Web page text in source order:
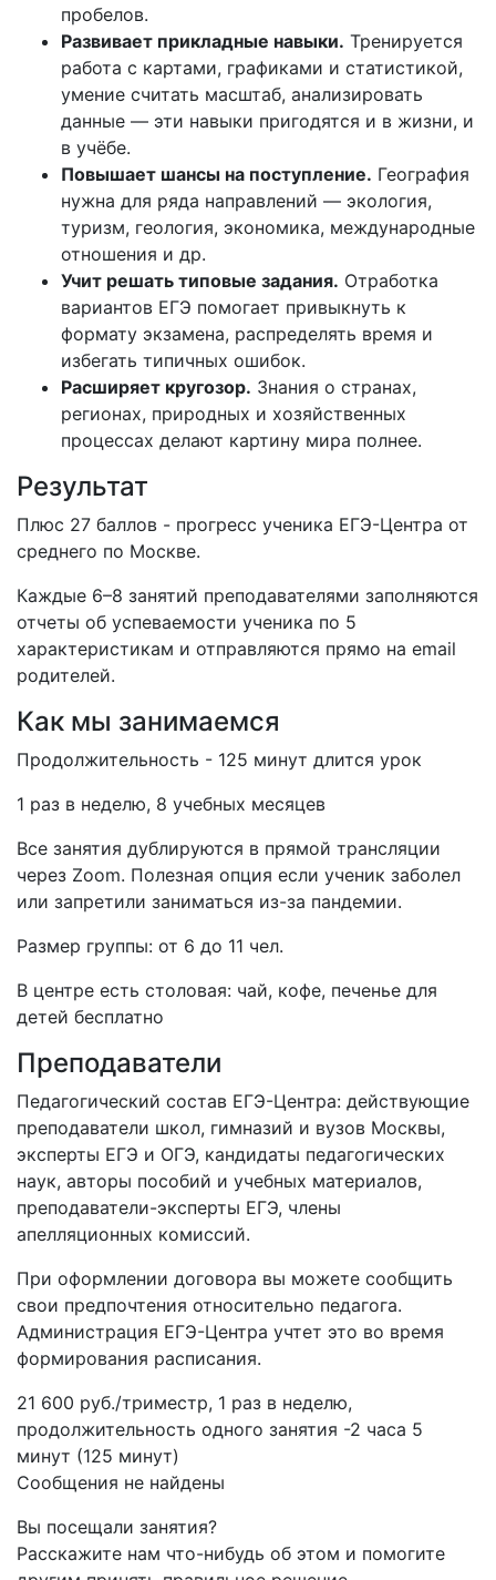
пробелов.
Развивает прикладные навыки. Тренируется
работа с картами, графиками и статистикой,
умение считать масштаб, анализировать
данные — эти навыки пригодятся и в жизни, и
в учёбе.
Повышает шансы на поступление. География
нужна для ряда направлений — экология,
туризм, геология, экономика, международные
отношения и др.
Учит решать типовые задания. Отработка
вариантов ЕГЭ помогает привыкнуть к
формату экзамена, распределять время и
избегать типичных ошибок.
Расширяет кругозор. Знания о странах,
регионах, природных и хозяйственных
процессах делают картину мира полнее.
Результат
Плюс 27 баллов - прогресс ученика ЕГЭ-Центра от
среднего по Москве.
Каждые 6–8 занятий преподавателями заполняются
отчеты об успеваемости ученика по 5
характеристикам и отправляются прямо на email
родителей.
Как мы занимаемся
Продолжительность - 125 минут длится урок
1 раз в неделю, 8 учебных месяцев
Все занятия дублируются в прямой трансляции
через Zoom. Полезная опция если ученик заболел
или запретили заниматься из-за пандемии.
Размер группы: от 6 до 11 чел.
В центре есть столовая: чай, кофе, печенье для
детей бесплатно
Преподаватели
Педагогический состав ЕГЭ-Центра: действующие
преподаватели школ, гимназий и вузов Москвы,
эксперты ЕГЭ и ОГЭ, кандидаты педагогических
наук, авторы пособий и учебных материалов,
преподаватели-эксперты ЕГЭ, члены
апелляционных комиссий.
При оформлении договора вы можете сообщить
свои предпочтения относительно педагога.
Администрация ЕГЭ-Центра учтет это во время
формирования расписания.
21 600 руб./триместр, 1 раз в неделю,
продолжительность одного занятия -2 часа 5
минут (125 минут)
Сообщения не найдены
Вы посещали занятия?
Расскажите нам что-нибудь об этом и помогите